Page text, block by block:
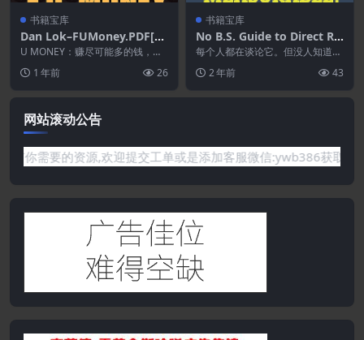
书籍宝库
Dan Lok–FUMoney.PDF[想
赚多少就赚多少,想怎么过就
怎么过]
U MONEY：赚尽可能多的钱，过
残酷的竞争吗？你...
1 年前 26
书籍宝库
No B.S. Guide to Direct Re
sponse Social Media Mark
eting: The Ultimate No Ho
lds Barred Guide to Produ
cing Measurable, Monetiz
每个人都在谈论它。但没人知道他
i... 2 年前 43
网站滚动公告
是网站没有你需要的资源,欢迎提交工单或是添加客服微信